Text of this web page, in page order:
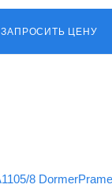
ЗАПРОСИТЬ ЦЕНУ